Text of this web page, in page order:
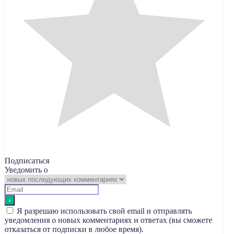
Подписаться
Уведомить о
Я разрешаю использовать свой email и отправлять
уведомления о новых комментариях и ответах (вы cможете
отказаться от подписки в любое время).